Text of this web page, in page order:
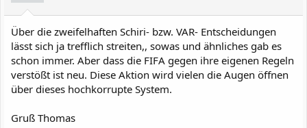
Über die zweifelhaften Schiri- bzw. VAR- Entscheidungen
lässt sich ja trefflich streiten,, sowas und ähnliches gab es
schon immer. Aber dass die FIFA gegen ihre eigenen Regeln
verstößt ist neu. Diese Aktion wird vielen die Augen öffnen
über dieses hochkorrupte System.
Gruß Thomas